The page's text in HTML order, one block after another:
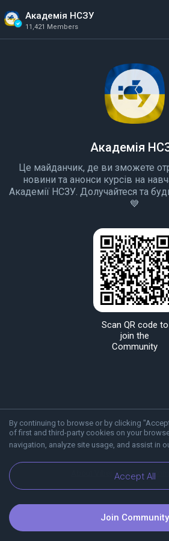
Академія НСЗУ
11,421 Members
11,421 Members
By continuing to browse or by clicking
of first and third-party cookies on your
navigation, analyze site usage, and assist in
Accept All
Академія
Це майданчик, де ви зможете
новини та анонси курсів на
Академії НСЗУ. Долучайтеся та
💙
Scan QR code to
join the
Community
Blog
Join Community